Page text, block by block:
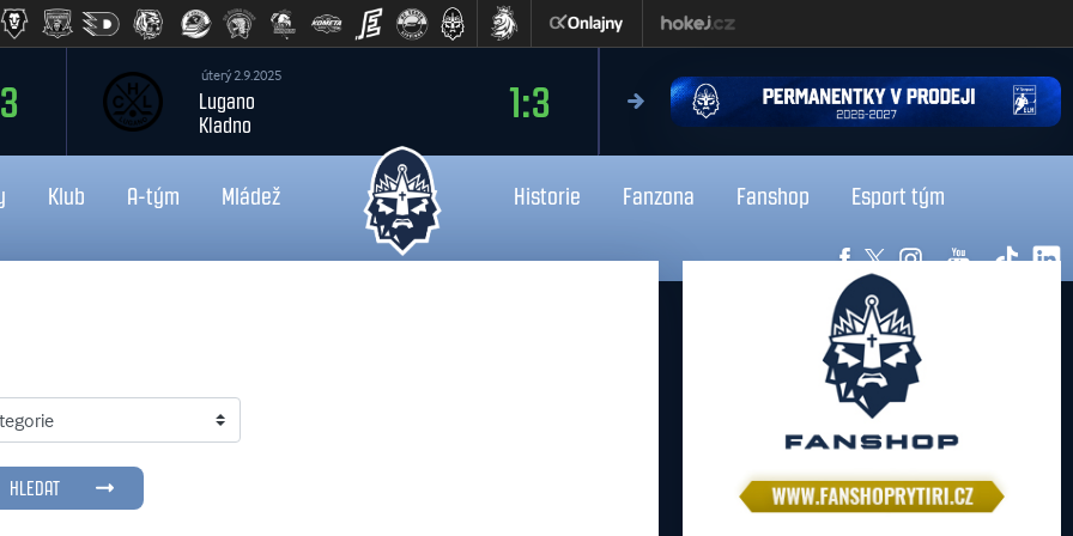
čtvrtek 13.8.2026
Liberec
Kladno
18:00
pátek 21.8.2026
MAN
Kladno
Klub A-tým Mládež Historie Fanzona Fanshop Esport tým
HLEDAT